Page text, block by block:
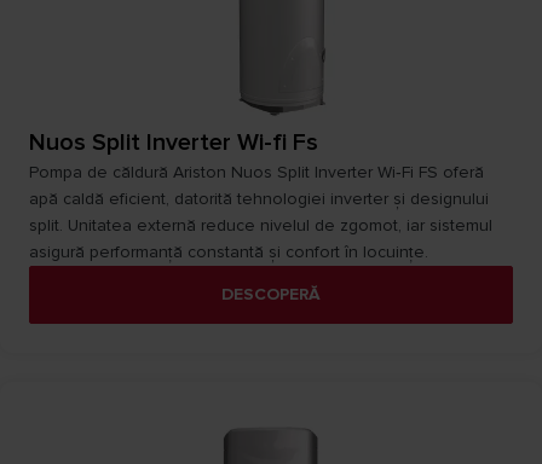
Nuos Split Inverter Wi-fi Fs
Pompa de căldură Ariston Nuos Split Inverter Wi‑Fi FS oferă
apă caldă eficient, datorită tehnologiei inverter și designului
split. Unitatea externă reduce nivelul de zgomot, iar sistemul
asigură performanță constantă și confort în locuințe.
DESCOPERĂ